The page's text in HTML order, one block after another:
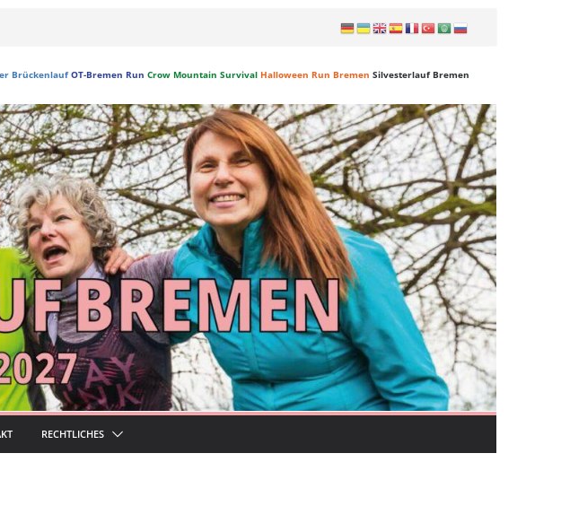
Brückenlauf OT-Bremen Run Crow Mountain Survival Halloween Run Bremen Silvesterlauf Bremen
RECHTLICHES